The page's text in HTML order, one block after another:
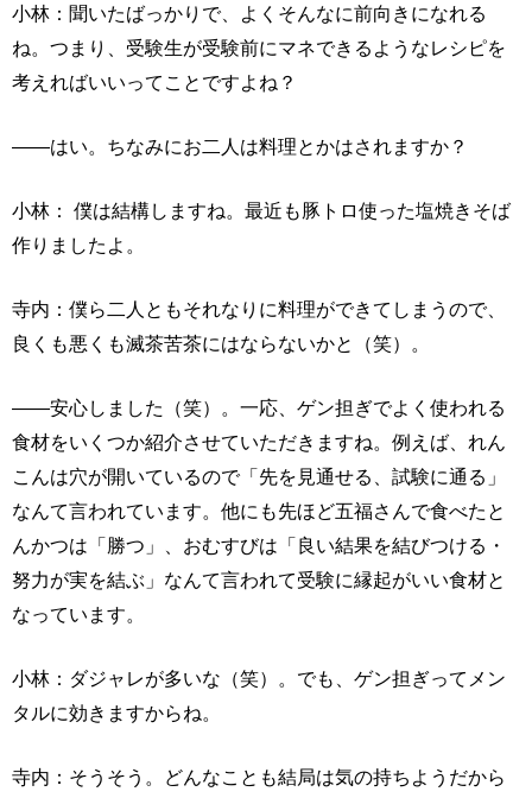
小林：聞いたばっかりで、よくそんなに前向きになれる
ね。つまり、受験生が受験前にマネできるようなレシピを
考えればいいってことですよね？
――はい。ちなみにお二人は料理とかはされますか？
小林： 僕は結構しますね。最近も豚トロ使った塩焼きそば
作りましたよ。
寺内：僕ら二人ともそれなりに料理ができてしまうので、
良くも悪くも滅茶苦茶にはならないかと（笑）。
――安心しました（笑）。一応、ゲン担ぎでよく使われる
食材をいくつか紹介させていただきますね。例えば、れん
こんは穴が開いているので「先を見通せる、試験に通る」
なんて言われています。他にも先ほど五福さんで食べたと
んかつは「勝つ」、おむすびは「良い結果を結びつける・
努力が実を結ぶ」なんて言われて受験に縁起がいい食材と
なっています。
小林：ダジャレが多いな（笑）。でも、ゲン担ぎってメン
タルに効きますからね。
寺内：そうそう。どんなことも結局は気の持ちようだから